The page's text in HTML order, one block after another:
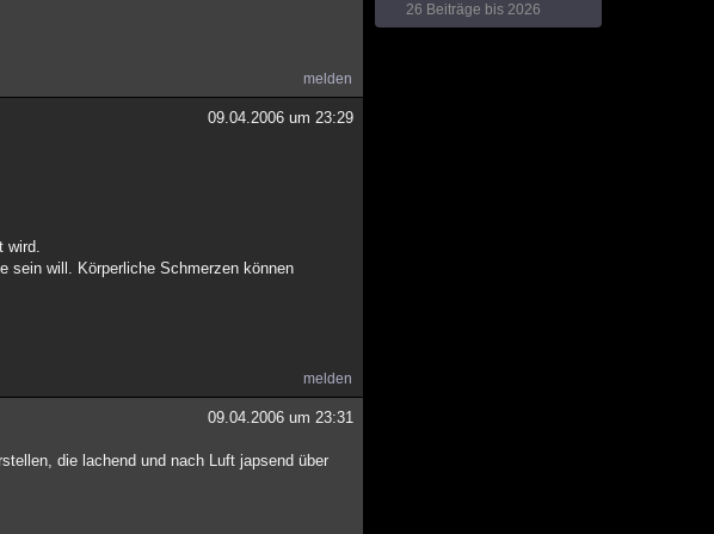
melden
09.04.2006 um 23:29
wird.
sein will. Körperliche Schmerzen können
melden
09.04.2006 um 23:31
die lachend und nach Luft japsend über
26 Beiträge bis 2026